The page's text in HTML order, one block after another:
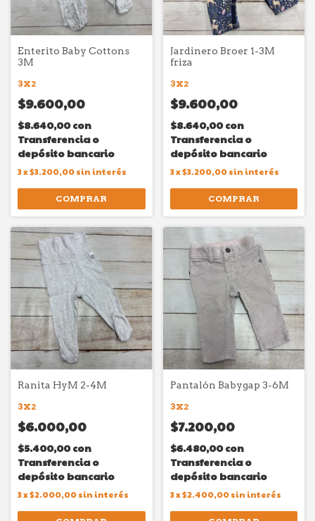
Enterito Baby Cottons
3M
3X2
$9.600,00
$8.640,00con
Transferencia o
depósito bancario
3x$3.200,00sin interés
COMPRAR
Jardinero Broer 1-3M
friza
3X2
$9.600,00
$8.640,00con
Transferencia o
depósito bancario
3x$3.200,00 sin interés
COMPRAR
Ranita HyM 2-4M
3X2
$6.000,00
$5.400,00con
Transferencia o
depósito bancario
3x$2.000,00sin interés
Pantalón Babygap 3-6M
3X2
$7.200,00
$6.480,00con
Transferencia o
depósito bancario
3x$2.400,00 sin interés